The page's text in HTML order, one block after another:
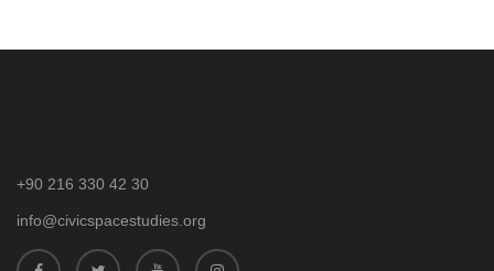
+90 216 330 42 30
info@civicspacestudies.org